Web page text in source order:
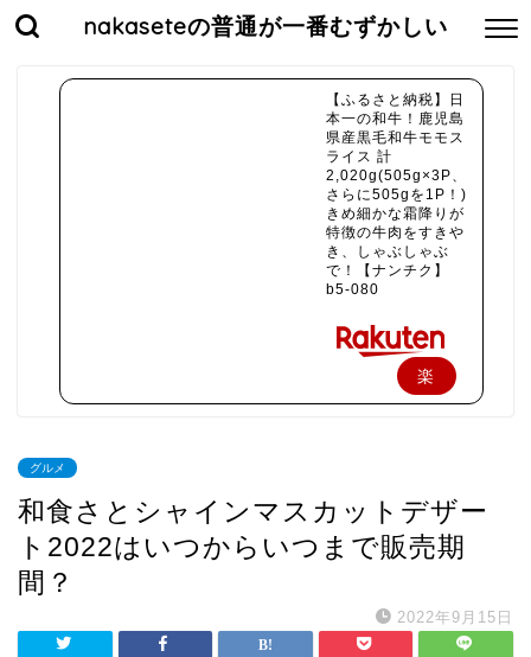
nakaseteの普通が一番むずかしい
【ふるさと納税】日
本一の和牛！鹿児島
県産黒毛和牛モモス
ライス 計
2,020g(505g×3P、
さらに505gを1P！)
きめ細かな霜降りが
特徴の牛肉をすきや
き、しゃぶしゃぶ
で！【ナンチク】
b5-080
楽
グルメ
和食さとシャインマスカットデザー
ト2022はいつからいつまで販売期
間？
2022年9月15日